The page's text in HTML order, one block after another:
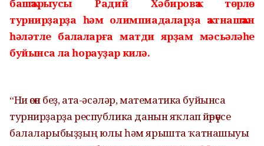
башҡарыусы Радий Хәбировҡа төрлө
турнирҙарҙа һәм олимпиадаларҙа ҡатнашҡан
һәләтле балаларға матди ярҙам мәсьәләһе
буйынса ла һорауҙар килә.
“Ни өсөн беҙ, ата-әсәләр, математика буйынса
турнирҙарҙа республика данын яҡлап йөрөүсе
балаларыбыҙҙың юлы һәм ярышта ҡатнашыуы